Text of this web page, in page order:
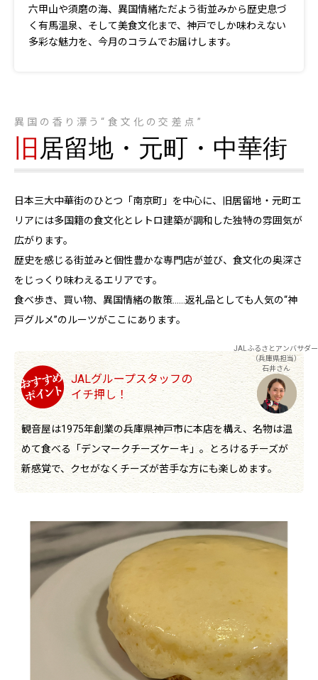
六甲山や須磨の海、異国情緒ただよう街並みから歴史息づ
く有馬温泉、そして美食文化まで、神戸でしか味わえない
多彩な魅力を、今月のコラムでお届けします。
異国の香り漂う“食文化の交差点”
旧 居留地・元町・中華街
日本三大中華街のひとつ「南京町」を中心に、旧居留地・元町エ
リアには多国籍の食文化とレトロ建築が調和した独特の雰囲気が
広がります。
歴史を感じる街並みと個性豊かな専門店が並び、食文化の奥深さ
をじっくり味わえるエリアです。
食べ歩き、買い物、異国情緒の散策……返礼品としても人気の“神
戸グルメ”のルーツがここにあります。
JALふるさとアンバサダー
（兵庫県担当）
石井さん
JALグループスタッフの
イチ押し！
観音屋は1975年創業の兵庫県神戸市に本店を構え、名物は温
めて食べる「デンマークチーズケーキ」。とろけるチーズが
新感覚で、クセがなくチーズが苦手な方にも楽しめます。